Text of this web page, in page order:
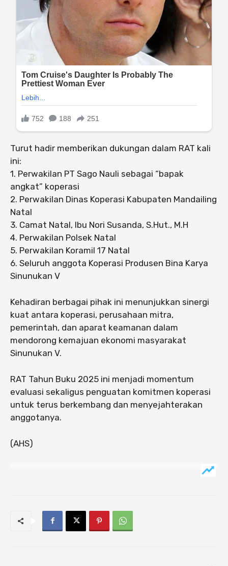
Turut hadir memberikan dukungan dalam RAT kali
ini:
1. Perwakilan PT Sago Nauli sebagai “bapak
angkat” koperasi
2. Perwakilan Dinas Koperasi Kabupaten Mandailing
Natal
3. Camat Natal, Ibu Nori Susanda, S.Hut., M.H
4. Perwakilan Polsek Natal
5. Perwakilan Koramil 17 Natal
6. Seluruh anggota Koperasi Produsen Bina Karya
Sinunukan V
Kehadiran berbagai pihak ini menunjukkan sinergi
kuat antara koperasi, perusahaan mitra,
pemerintah, dan aparat keamanan dalam
mendorong kemajuan ekonomi masyarakat
Sinunukan V.
RAT Tahun Buku 2025 ini menjadi momentum
evaluasi sekaligus penguatan komitmen koperasi
untuk terus berkembang dan menyejahterakan
anggotanya.
(AHS)